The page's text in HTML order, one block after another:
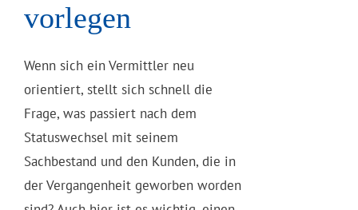
vorlegen
Wenn sich ein Vermittler neu
orientiert, stellt sich schnell die
Frage, was passiert nach dem
Statuswechsel mit seinem
Sachbestand und den Kunden, die in
der Vergangenheit geworben worden